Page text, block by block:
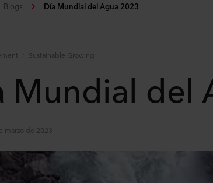
Blogs Día Mundial del Agua 2023
Sustainable Growing
Mundial del
marzo de 2023